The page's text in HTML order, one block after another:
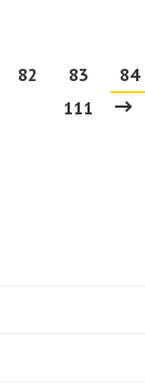
82 83 84
111